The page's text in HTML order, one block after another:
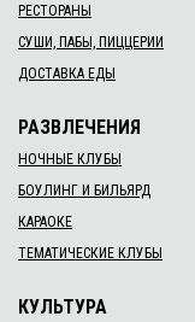
РЕСТОРАНЫ
СУШИ, ПАБЫ, ПИЦЦЕРИИ
ДОСТАВКА ЕДЫ
РАЗВЛЕЧЕНИЯ
НОЧНЫЕ КЛУБЫ
БОУЛИНГ И БИЛЬЯРД
КАРАОКЕ
ТЕМАТИЧЕСКИЕ КЛУБЫ
КУЛЬТУРА